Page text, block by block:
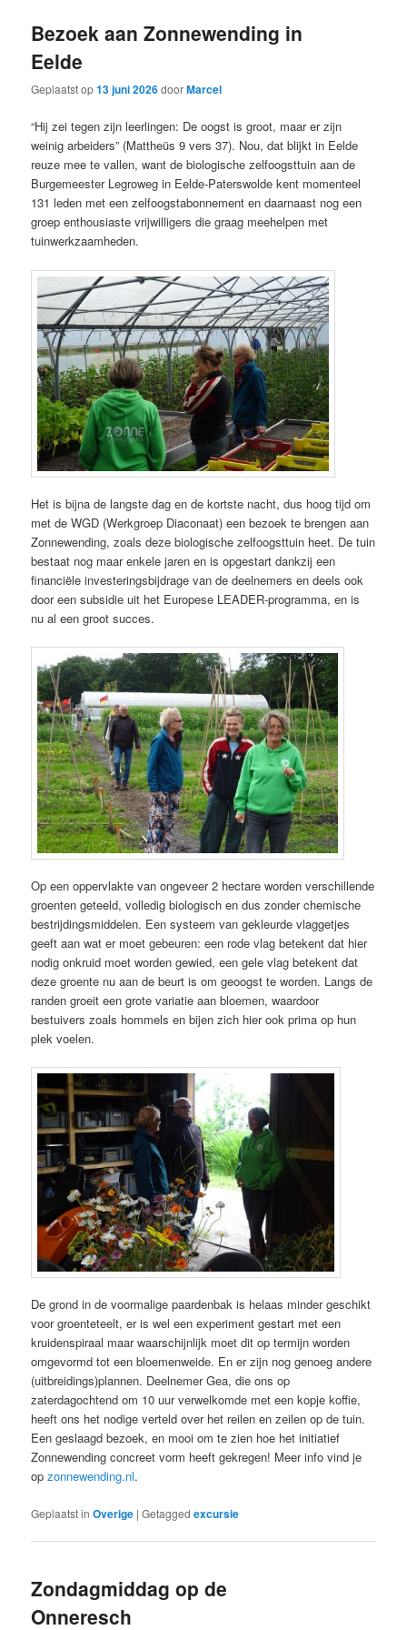
Bezoek aan Zonnewending in
Eelde
Geplaatst op13 juni 2026doorMarcel
“Hij zei tegen zijn leerlingen: De oogst is groot, maar er zijn
weinig arbeiders” (Mattheüs 9 vers 37). Nou, dat blijkt in Eelde
reuze mee te vallen, want de biologische zelfoogsttuin aan de
Burgemeester Legroweg in Eelde-Paterswolde kent momenteel
131 leden met een zelfoogstabonnement en daarnaast nog een
groep enthousiaste vrijwilligers die graag meehelpen met
tuinwerkzaamheden.
Het is bijna de langste dag en de kortste nacht, dus hoog tijd om
met de WGD (Werkgroep Diaconaat) een bezoek te brengen aan
Zonnewending, zoals deze biologische zelfoogsttuin heet. De tuin
bestaat nog maar enkele jaren en is opgestart dankzij een
financiële investeringsbijdrage van de deelnemers en deels ook
door een subsidie uit het Europese LEADER-programma, en is
nu al een groot succes.
Op een oppervlakte van ongeveer 2 hectare worden verschillende
groenten geteeld, volledig biologisch en dus zonder chemische
bestrijdingsmiddelen. Een systeem van gekleurde vlaggetjes
geeft aan wat er moet gebeuren: een rode vlag betekent dat hier
nodig onkruid moet worden gewied, een gele vlag betekent dat
deze groente nu aan de beurt is om geoogst te worden. Langs de
randen groeit een grote variatie aan bloemen, waardoor
bestuivers zoals hommels en bijen zich hier ook prima op hun
plek voelen.
De grond in de voormalige paardenbak is helaas minder geschikt
voor groenteteelt, er is wel een experiment gestart met een
kruidenspiraal maar waarschijnlijk moet dit op termijn worden
omgevormd tot een bloemenweide. En er zijn nog genoeg andere
(uitbreidings)plannen. Deelnemer Gea, die ons op
zaterdagochtend om 10 uur verwelkomde met een kopje koffie,
heeft ons het nodige verteld over het reilen en zeilen op de tuin.
Een geslaagd bezoek, en mooi om te zien hoe het initiatief
Zonnewending concreet vorm heeft gekregen! Meer info vind je
opzonnewending.nl.
Geplaatst in Overige |Getagged excursie
Zondagmiddag op de
Onneresch